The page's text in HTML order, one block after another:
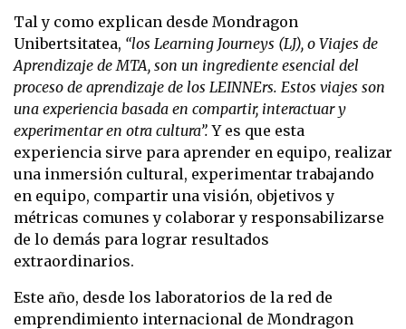
Tal y como explican desde Mondragon
Unibertsitatea, “los Learning Journeys (LJ), o Viajes de
Aprendizaje de MTA, son un ingrediente esencial del
proceso de aprendizaje de los LEINNErs. Estos viajes son
una experiencia basada en compartir, interactuar y
experimentar en otra cultura”.Y es que esta
experiencia sirve para aprender en equipo, realizar
una inmersión cultural, experimentar trabajando
en equipo, compartir una visión, objetivos y
métricas comunes y colaborar y responsabilizarse
de lo demás para lograr resultados
extraordinarios.
Este año, desde los laboratorios de la red de
emprendimiento internacional de Mondragon